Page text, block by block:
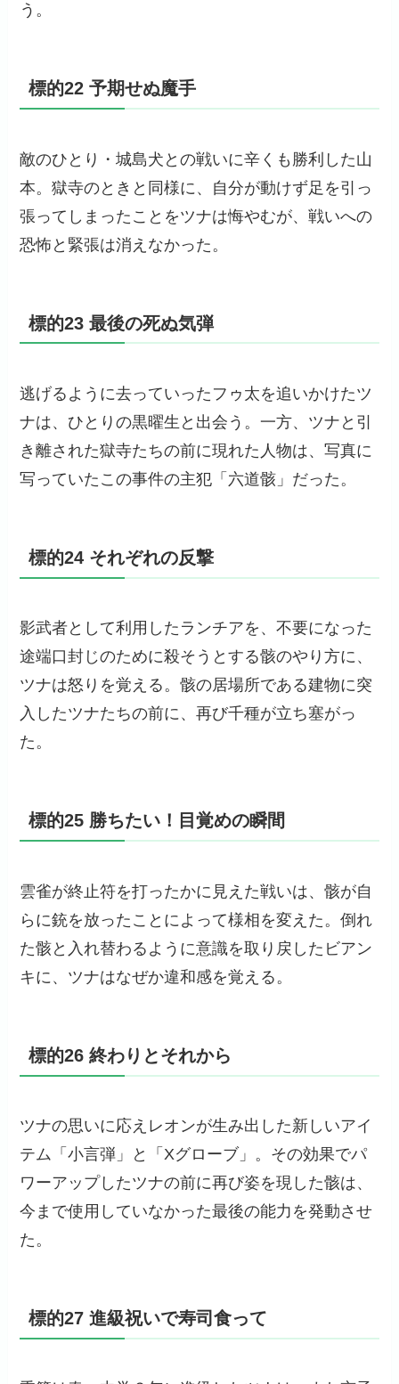
う。
標的22 予期せぬ魔手
敵のひとり・城島犬との戦いに辛くも勝利した山
本。獄寺のときと同様に、自分が動けず足を引っ
張ってしまったことをツナは悔やむが、戦いへの
恐怖と緊張は消えなかった。
標的23 最後の死ぬ気弾
逃げるように去っていったフゥ太を追いかけたツ
ナは、ひとりの黒曜生と出会う。一方、ツナと引
き離された獄寺たちの前に現れた人物は、写真に
写っていたこの事件の主犯「六道骸」だった。
標的24 それぞれの反撃
影武者として利用したランチアを、不要になった
途端口封じのために殺そうとする骸のやり方に、
ツナは怒りを覚える。骸の居場所である建物に突
入したツナたちの前に、再び千種が立ち塞がっ
た。
標的25 勝ちたい！目覚めの瞬間
雲雀が終止符を打ったかに見えた戦いは、骸が自
らに銃を放ったことによって様相を変えた。倒れ
た骸と入れ替わるように意識を取り戻したビアン
キに、ツナはなぜか違和感を覚える。
標的26 終わりとそれから
ツナの思いに応えレオンが生み出した新しいアイ
テム「小言弾」と「Xグローブ」。その効果でパ
ワーアップしたツナの前に再び姿を現した骸は、
今まで使用していなかった最後の能力を発動させ
た。
標的27 進級祝いで寿司食って